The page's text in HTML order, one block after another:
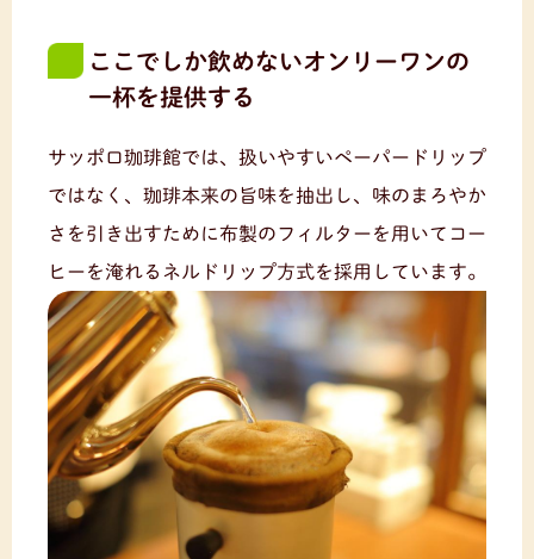
ここでしか飲めないオンリーワンの
一杯を提供する
サッポロ珈琲館では、扱いやすいペーパードリップ
ではなく、珈琲本来の旨味を抽出し、味のまろやか
さを引き出すために布製のフィルターを用いてコー
ヒーを淹れるネルドリップ方式を採用しています。